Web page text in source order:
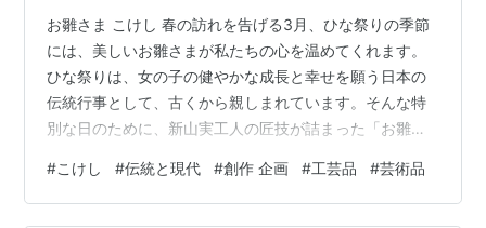
お雛さま こけし 春の訪れを告げる3月、ひな祭りの季節
には、美しいお雛さまが私たちの心を温めてくれます。
ひな祭りは、女の子の健やかな成長と幸せを願う日本の
伝統行事として、古くから親しまれています。そんな特
別な日のために、新山実工人の匠技が詰まった「お雛さ
工人の作品の魅力とともに、この雛こけしが持つ特別な
価値について詳しく解説します。 新山実工人の50年にわ
#こけし #伝統と現代 #創作 企画 #工芸品 #芸術品